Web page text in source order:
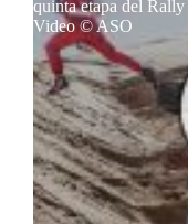
quinta etapa del
Video © ASO